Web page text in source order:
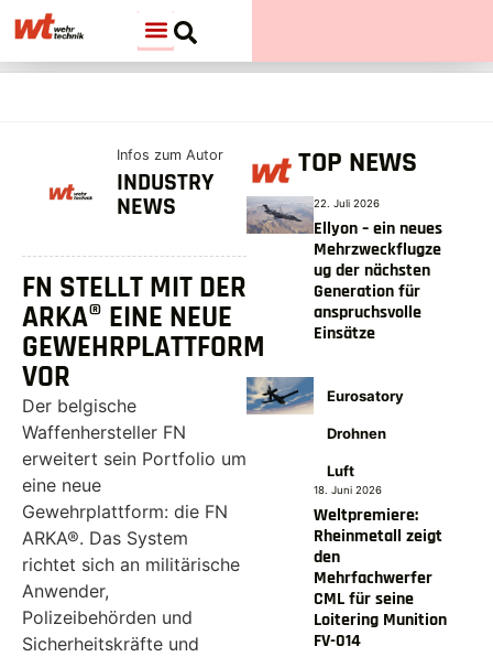
Infos zum Autor
INDUSTRY
NEWS
FN STELLT MIT DER
ARKA® EINE NEUE
GEWEHRPLATTFORM
VOR
Der belgische
Waffenhersteller FN
erweitert sein Portfolio um
eine neue
Gewehrplattform: die FN
ARKA®. Das System
richtet sich an militärische
Anwender,
Polizeibehörden und
Sicherheitskräfte und
TOP NEWS
22. Juli 2026
Ellyon – ein neues
Mehrzweckflugze
ug der nächsten
Generation für
anspruchsvolle
Einsätze
Eurosatory
Drohnen
Luft
18. Juni 2026
Weltpremiere:
Rheinmetall zeigt
den
Mehrfachwerfer
CML für seine
Loitering Munition
FV-014